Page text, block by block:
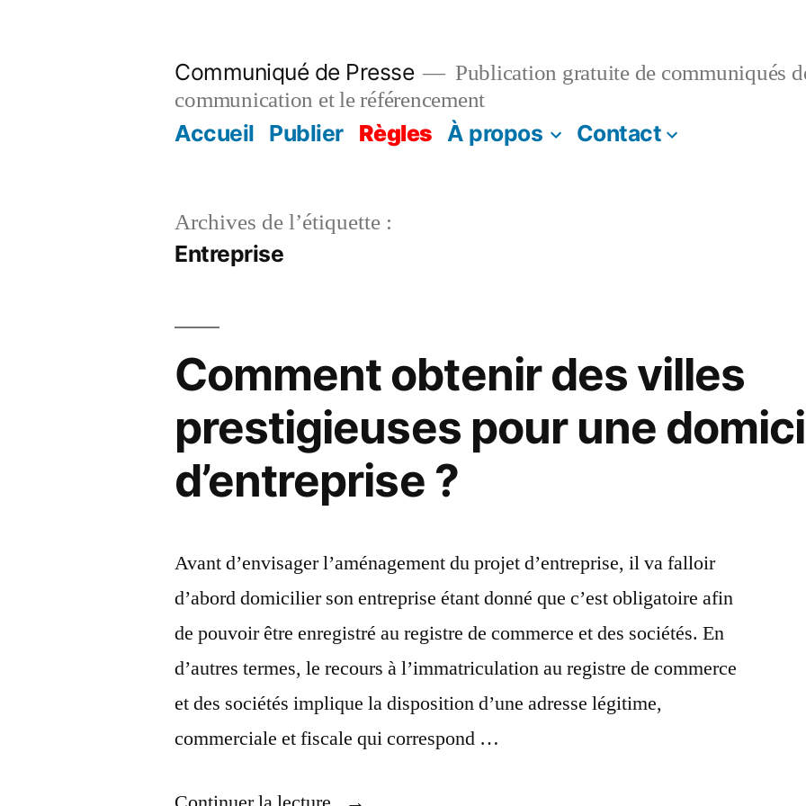
Communiqué de Presse
Publication gratuite de communiqués
communication et le référencement
Accueil Publier Règles À propos Contact
Archives de l’étiquette :
Entreprise
Comment obtenir des villes
prestigieuses pour une
d’entreprise ?
Avant d’envisager l’aménagement du projet d’entreprise, il va falloir
d’abord domicilier son entreprise étant donné que c’est obligatoire afin
de pouvoir être enregistré au registre de commerce et des sociétés. En
d’autres termes, le recours à l’immatriculation au registre de commerce
et des sociétés implique la disposition d’une adresse légitime,
commerciale et fiscale qui correspond …